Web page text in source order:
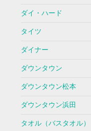
ダイ・ハード
タイツ
ダイナー
ダウンタウン
ダウンタウン松本
ダウンタウン浜田
タオル（バスタオル）